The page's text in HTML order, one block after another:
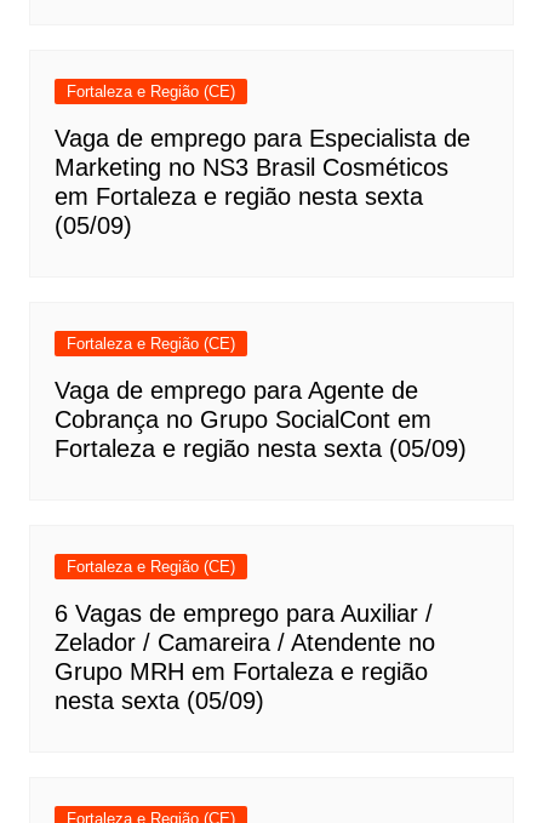
Fortaleza e Região (CE)
Vaga de emprego para Especialista de
Marketing no NS3 Brasil Cosméticos
em Fortaleza e região nesta sexta
(05/09)
Fortaleza e Região (CE)
Vaga de emprego para Agente de
Cobrança no Grupo SocialCont em
Fortaleza e região nesta sexta (05/09)
Fortaleza e Região (CE)
6 Vagas de emprego para Auxiliar /
Zelador / Camareira / Atendente no
Grupo MRH em Fortaleza e região
nesta sexta (05/09)
Fortaleza e Região (CE)